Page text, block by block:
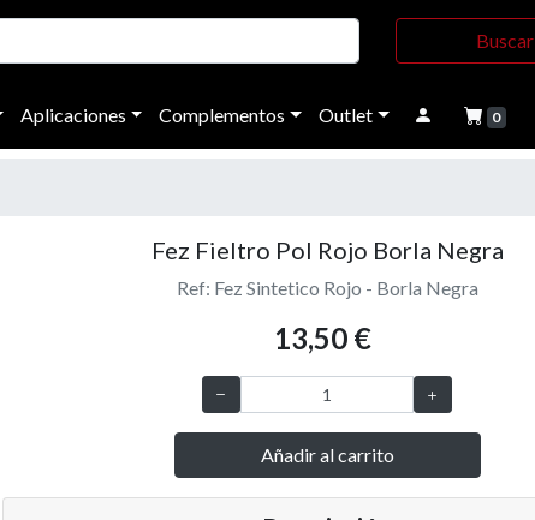
Buscar
Aplicaciones Complementos Outlet 0
Fez Fieltro Pol Rojo Borla Negra
Ref: Fez Sintetico Rojo - Borla Negra
13,50 €
Añadir al carrito